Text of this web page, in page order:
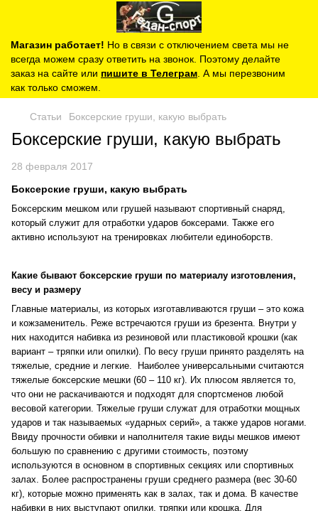
Магазин работает! Но в связи с отключением света мы не
всегда можем сразу ответить на звонок. Поэтому делайте
заказ на сайте или пишите в Телеграм . А мы перезвоним
как только сможем.
Статьи Боксерские груши, какую выбрать
Боксерские груши, какую выбрать
28 февраля 2017
Боксерские груши, какую выбрать
Боксерским мешком или грушей называют спортивный снаряд,
который служит для отработки ударов боксерами. Также его
активно используют на тренировках любители единоборств.
Какие бывают боксерские груши по материалу изготовления,
весу и размеру
Главные материалы, из которых изготавливаются груши – это кожа
и кожзаменитель. Реже встречаются груши из брезента. Внутри у
них находится набивка из резиновой или пластиковой крошки (как
вариант – тряпки или опилки). По весу груши принято разделять на
тяжелые, средние и легкие. Наиболее универсальными считаются
тяжелые боксерские мешки (60 – 110 кг). Их плюсом является то,
что они не раскачиваются и подходят для спортсменов любой
весовой категории. Тяжелые груши служат для отработки мощных
ударов и так называемых «ударных серий», а также ударов ногами.
Ввиду прочности обивки и наполнителя такие виды мешков имеют
большую по сравнению с другими стоимость, поэтому
используются в основном в спортивных секциях или спортивных
залах. Более распространены груши среднего размера (вес 30-60
кг), которые можно применять как в залах, так и дома. В качестве
набивки в них выступают опилки, тряпки или крошка. Для